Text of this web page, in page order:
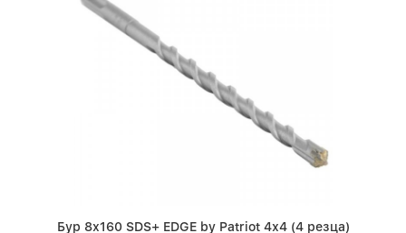
Бур 8х160 SDS+ EDGE by Patriot 4х4 (4 резца)